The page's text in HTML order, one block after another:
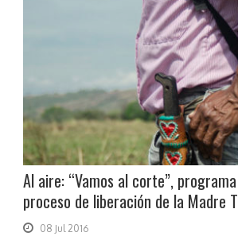
Al aire: “Vamos al corte”,
proceso de liberación de la Madre
08 Jul 2016